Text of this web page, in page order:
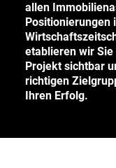
Deutsch
English
allen
Positionierungen
etablieren wir
Projekt sichtbar
richtigen
Ihren Erfolg.